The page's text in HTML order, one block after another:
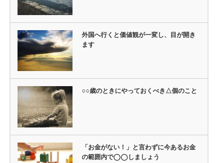
外国へ行くと価値観が一変し、目が開き
ます
○○歳のときにやっておくべき△個のこと
「お金がない！」と言わずに今あるお金
の範囲内で◯◯しましょう